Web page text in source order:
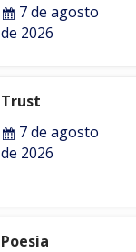
7 de agosto
de 2026
Trust
7 de agosto
de 2026
Poesia